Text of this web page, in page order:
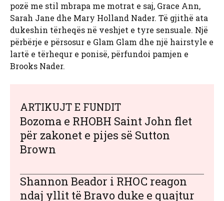
pozë me stil mbrapa me motrat e saj, Grace Ann,
Sarah Jane dhe Mary Holland Nader. Të gjithë ata
dukeshin tërheqës në veshjet e tyre sensuale. Një
përbërje e përsosur e Glam Glam dhe një hairstyle e
lartë e tërhequr e ponisë, përfundoi pamjen e
Brooks Nader.
ARTIKUJT E FUNDIT
Bozoma e RHOBH Saint John flet
për zakonet e pijes së Sutton
Brown
Shannon Beador i RHOC reagon
ndaj yllit të Bravo duke e quajtur